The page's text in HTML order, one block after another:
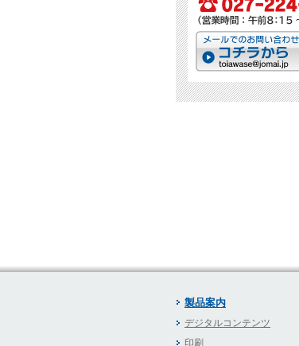
製品案内
デジタルコンテンツ
印刷